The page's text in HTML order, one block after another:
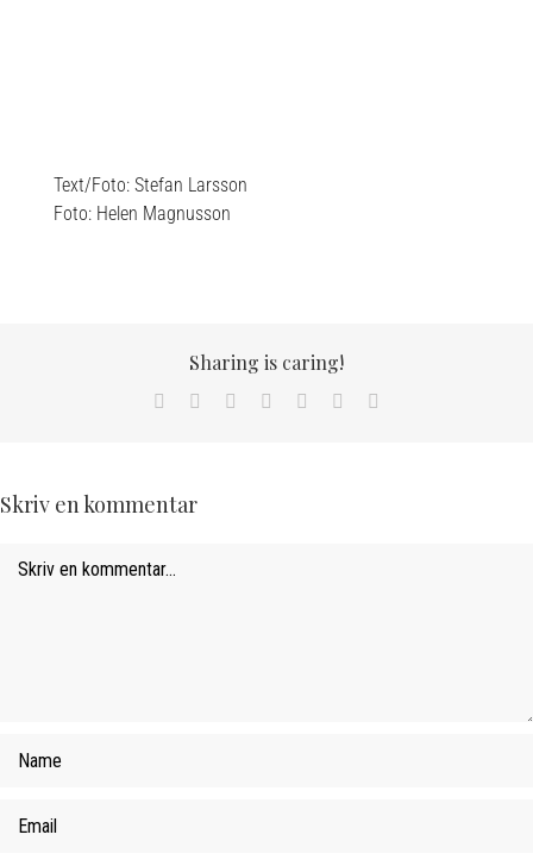
Text/Foto: Stefan Larsson
Foto: Helen Magnusson
Sharing is caring!
Facebook LinkedInWhatsApp
TumblrPinterest
Skriv en kommentar
Comment